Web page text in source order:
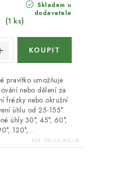
Skladem u
dodavatele
(1 ks)
pravítko umožňuje
nebo dělení za
frézky nebo okružní
úhlu od 25-155°.
úhly 30°, 45°, 60°,
120°,...
Kód: 102-VJS/AG/36